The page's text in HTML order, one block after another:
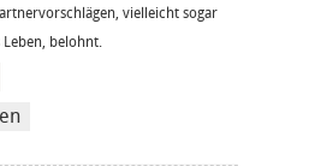
vielleicht sogar
belohnt.